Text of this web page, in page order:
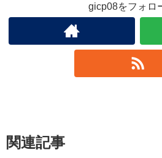
gicp08をフォロ
関連記事